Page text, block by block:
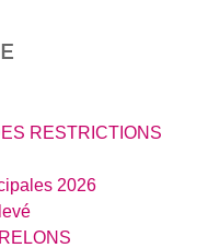
RESTRICTIONS
2026